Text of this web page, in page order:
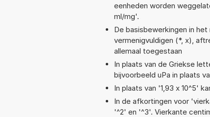
eenheden worden
ml/mg'.
De basisbewerkingen in
vermenigvuldigen (*, x),
allemaal toegestaan
In plaats van de Griekse
bijvoorbeeld uPa in plaats
In plaats van '1,93 x 10^5'
In de afkortingen voor
'^2' en '^3'. Vierkante